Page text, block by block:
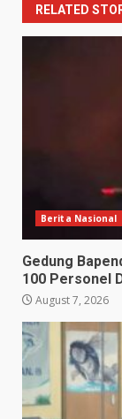
RELATED
Berita Nasional
Gedung
100 Personel
August 7, 2026